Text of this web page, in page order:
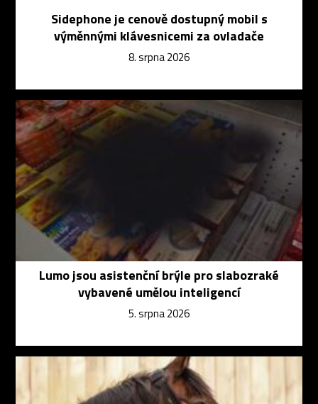
Sidephone je cenově dostupný mobil s
výměnnými klávesnicemi za ovladače
8. srpna 2026
Lumo jsou asistenční brýle pro slabozraké
vybavené umělou inteligencí
5. srpna 2026